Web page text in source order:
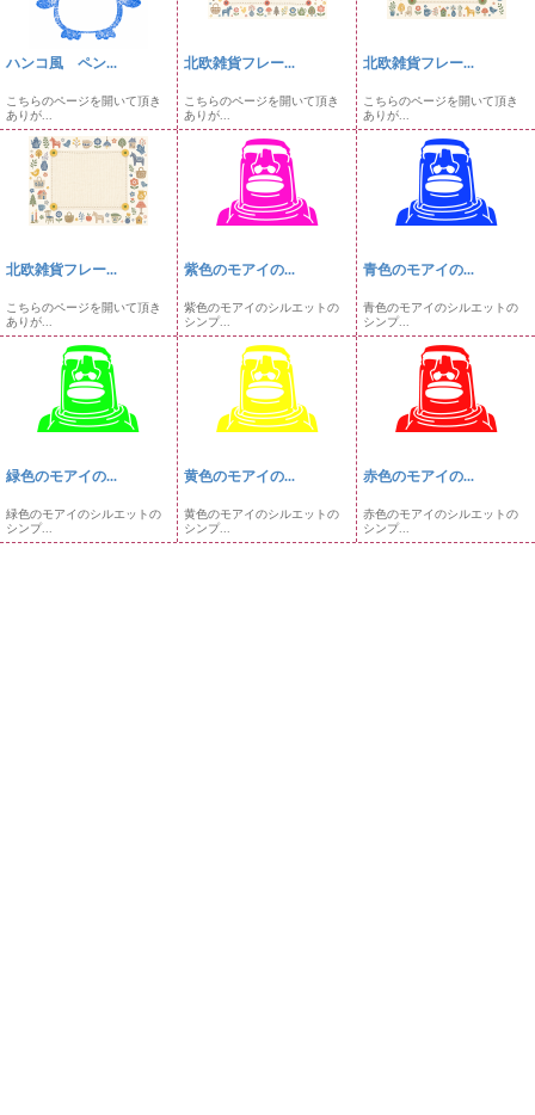
ハンコ風 ペン...
こちらのページを開いて頂き
ありが...
北欧雑貨フレー...
こちらのページを開いて頂き
ありが...
北欧雑貨フレー...
こちらのページを開いて頂き
ありが...
北欧雑貨フレー...
こちらのページを開いて頂き
ありが...
紫色のモアイの...
紫色のモアイのシルエットの
シンプ...
青色のモアイの...
青色のモアイのシルエットの
シンプ...
緑色のモアイの...
緑色のモアイのシルエットの
シンプ...
黄色のモアイの...
黄色のモアイのシルエットの
シンプ...
赤色のモアイの...
赤色のモアイのシルエットの
シンプ...